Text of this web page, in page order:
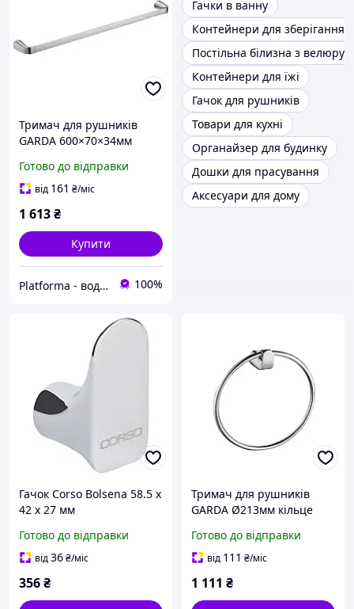
Тримач для рушників
GARDA 600×70×34мм
Готово до відправки
від 161 ₴/міс
1 613₴
Купити
Platforma - водопостачання, опалення та каналізація - обладнання та комплектуючі 100%
Гачки в ванну
Контейнери для зберігання
Постільна білизна з велюру
Контейнери для їжі
Гачок для рушників
Товари для кухні
Органайзер для будинку
Дошки для прасування
Аксесуари для дому
Гачок Corso Bolsena 58.5 х
42 х 27 мм
Готово до відправки
від36₴/міс
356₴
Тримач для рушників
GARDA Ø213мм кільце
Готово до відправки
від 111 ₴/міс
1 111 ₴